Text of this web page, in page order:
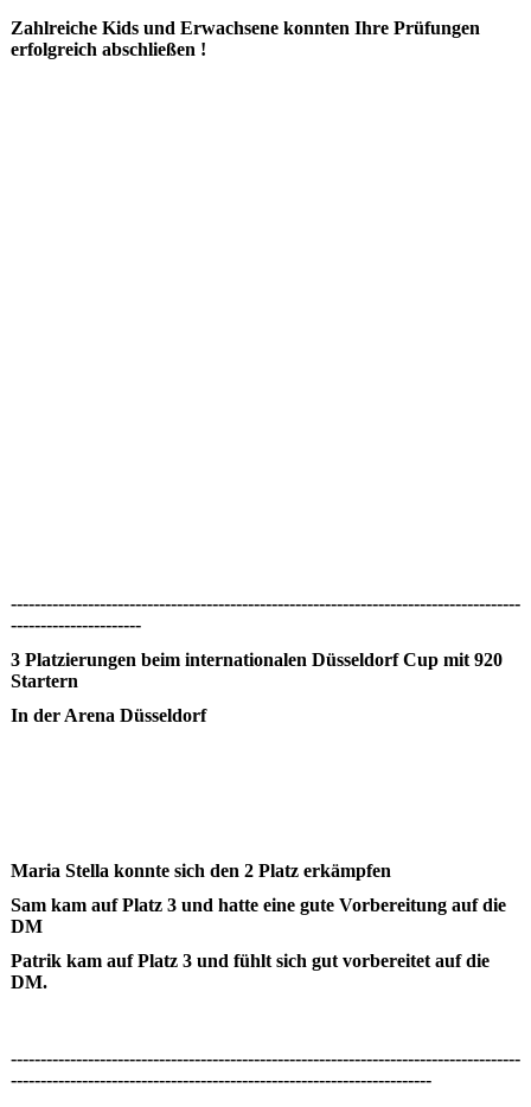
Zahlreiche Kids und Erwachsene konnten Ihre Prüfungen
erfolgreich abschließen !
--------------------------------------------------------------------------------------
----------------------
3 Platzierungen beim internationalen Düsseldorf Cup mit 920
Startern
In der Arena Düsseldorf
Maria Stella konnte sich den 2 Platz erkämpfen
Sam kam auf Platz 3 und hatte eine gute Vorbereitung auf die
DM
Patrik kam auf Platz 3 und fühlt sich gut vorbereitet auf die
DM.
--------------------------------------------------------------------------------------
-----------------------------------------------------------------------